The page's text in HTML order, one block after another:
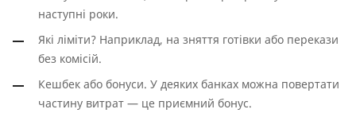
наступні роки.
Які ліміти? Наприклад, на зняття готівки або перекази
без комісій.
Кешбек або бонуси. У деяких банках можна повертати
частину витрат — це приємний бонус.